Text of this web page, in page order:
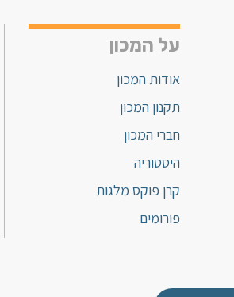
על המכון
אודות המכון
תקנון המכון
חברי המכון
היסטוריה
קרן פוקס מלגות
פורומים